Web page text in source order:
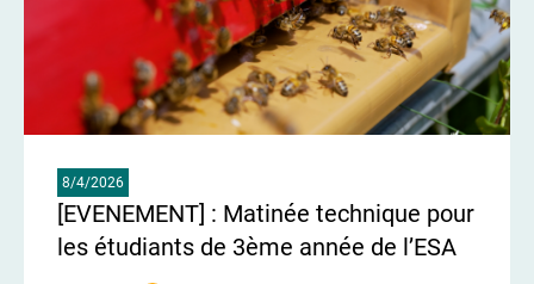
8/4/2026
[EVENEMENT] : Matinée technique pour
les étudiants de 3ème année de l’ESA